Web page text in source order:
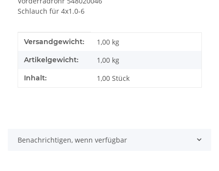
Schlauch für 4x1.0-6
Produkteigenschaft
Wert
Versandgewicht: 1,00 kg
Artikelgewicht: 1,00 kg
Inhalt: 1,00 Stück
Benachrichtigen, wenn verfügbar